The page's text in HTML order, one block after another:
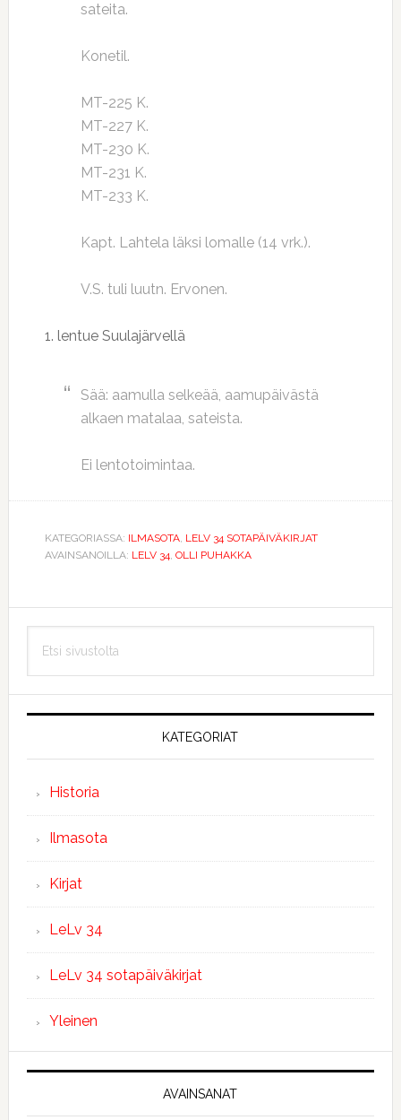
sateita.
Konetil.
MT-225 K.
MT-227 K.
MT-230 K.
MT-231 K.
MT-233 K.
Kapt. Lahtela läksi lomalle (14 vrk.).
V.S. tuli luutn. Ervonen.
1. lentue Suulajärvellä
Sää: aamulla selkeää, aamupäivästä
alkaen matalaa, sateista.
Ei lentotoimintaa.
KATEGORIASSA: ILMASOTA, LELV 34 SOTAPÄIVÄKIRJAT
AVAINSANOILLA: LELV 34, OLLI PUHAKKA
Ensisijainen
sivupalkki
sivustolta
KATEGORIAT
Historia
Ilmasota
Kirjat
LeLv 34
LeLv 34 sotapäiväkirjat
Yleinen
AVAINSANAT